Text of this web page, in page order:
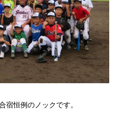
宿恒例のノックです。